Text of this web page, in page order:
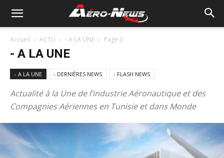
Accueil ACTU - A LA UNE Page 3
- A LA UNE
- A LA UNE - DERNIÈRES NEWS - FLASH NEWS
Actualité à la Une de l’industrie Aéronautique et des
Compagnies Aériennes en Tunisie et dans Monde